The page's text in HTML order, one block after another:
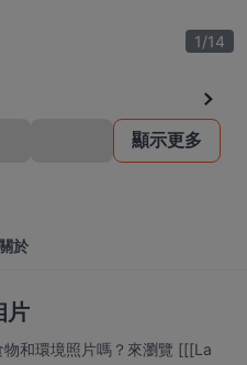
1/14
顯示更多
關於
片
和環境照片嗎？來瀏覽 [[[La